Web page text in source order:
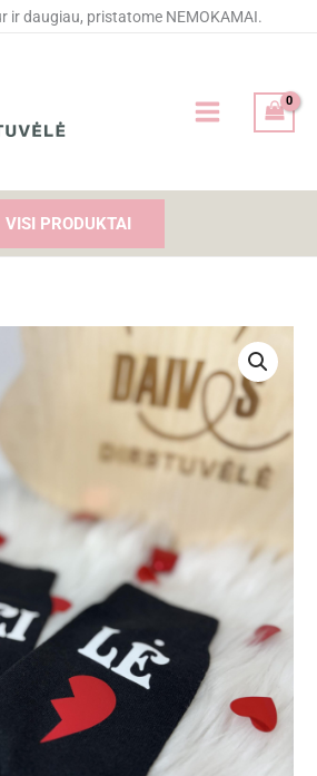
ir daugiau, pristatome NEMOKAMAI.
VISI PRODUKTAI
6,00 €
€